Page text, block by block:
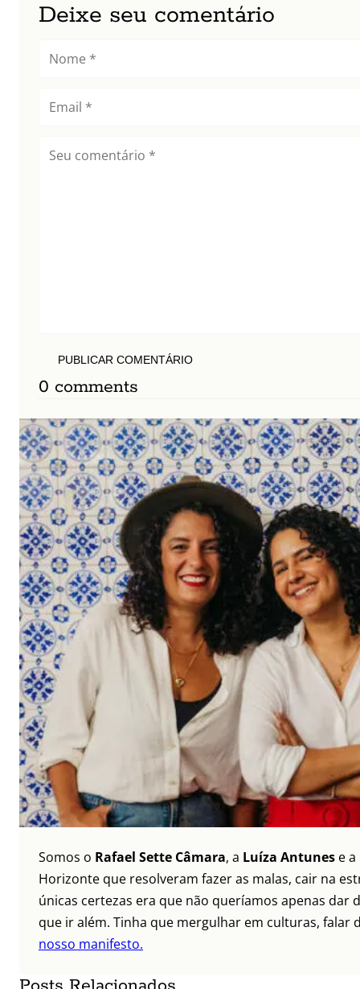
Deixe seu comentário
PUBLICAR COMENTÁRIO
0 comments
Somos o Rafael Sette Câmara, a Luíza Antunes e a
Horizonte que resolveram fazer as malas, cair na
únicas certezas era que não queríamos apenas dar
que ir além. Tinha que mergulhar em culturas, falar
nosso manifesto.